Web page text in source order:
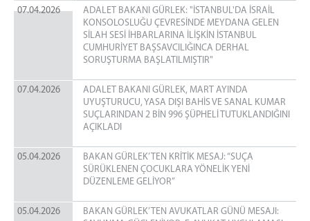
07.04.2026
ADALET BAKANI GÜRLEK: "İSTANBUL'DA İSRAİL
KONSOLOSLUĞU ÇEVRESİNDE MEYDANA GELEN
SİLAH SESİ İHBARLARINA İLİŞKİN İSTANBUL
CUMHURİYET BAŞSAVCILIĞINCA DERHAL
SORUŞTURMA BAŞLATILMIŞTIR"
07.04.2026
ADALET BAKANI GÜRLEK, MART AYINDA
UYUŞTURUCU, YASA DIŞI BAHİS VE SANAL KUMAR
SUÇLARINDAN 2 BİN 996 ŞÜPHELİ TUTUKLANDIĞINI
AÇIKLADI
05.04.2026
BAKAN GÜRLEK’TEN KRİTİK MESAJ: “SUÇA
SÜRÜKLENEN ÇOCUKLARA YÖNELİK YENİ
DÜZENLEME GELİYOR”
05.04.2026
BAKAN GÜRLEK’TEN AVUKATLAR GÜNÜ MESAJI: